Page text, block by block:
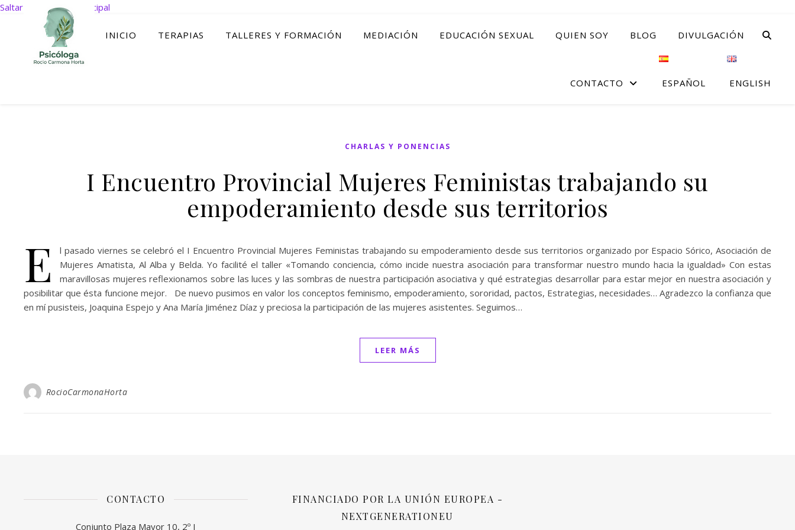
Saltar al contenido principal
INICIO TERAPIAS TALLERES Y FORMACIÓN MEDIACIÓN EDUCACIÓN SEXUAL QUIEN SOY BLOG DIVULGACIÓN
CONTACTO ESPAÑOL ENGLISH
CHARLAS Y PONENCIAS
I Encuentro Provincial Mujeres Feministas trabajando su
empoderamiento desde sus territorios
E
l pasado viernes se celebró el I Encuentro Provincial Mujeres Feministas trabajando su empoderamiento desde sus territorios organizado por Espacio Sórico, Asociación de
Mujeres Amatista, Al Alba y Belda. Yo facilité el taller «Tomando conciencia, cómo incide nuestra asociación para transformar nuestro mundo hacia la igualdad» Con estas
maravillosas mujeres reflexionamos sobre las luces y las sombras de nuestra participación asociativa y qué estrategias desarrollar para estar mejor en nuestra asociación y
posibilitar que ésta funcione mejor. De nuevo pusimos en valor los conceptos feminismo, empoderamiento, sororidad, pactos, Estrategias, necesidades… Agradezco la confianza que
en mí pusisteis, Joaquina Espejo y Ana María Jiménez Díaz y preciosa la participación de las mujeres asistentes. Seguimos…
LEER MÁS
RocioCarmonaHorta
CONTACTO
Conjunto Plaza Mayor 10, 2º I
FINANCIADO POR LA UNIÓN EUROPEA -
NEXTGENERATIONEU